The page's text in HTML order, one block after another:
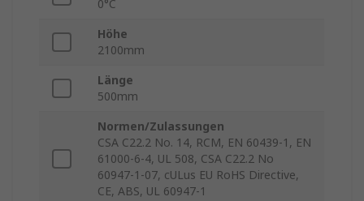
0°C
Höhe
2100mm
Länge
500mm
Normen/Zulassungen
CSA C22.2 No. 14, RCM, EN 60439-1, EN
61000-6-4, UL 508, CSA C22.2 No
60947-1-07, cULus EU RoHS Directive,
CE, ABS, UL 60947-1